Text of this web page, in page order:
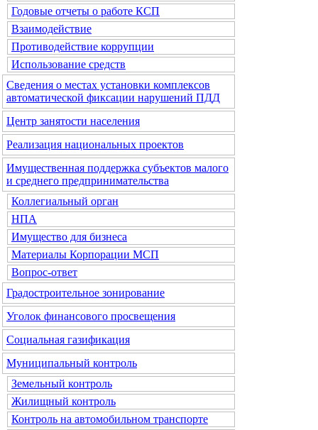
Годовые отчеты о работе КСП
Взаимодействие
Противодействие коррупции
Использование средств
Сведения о местах установки комплексов
автоматической фиксации нарушений ПДД
Центр занятости населения
Реализация национальных проектов
Имущественная поддержка субъектов малого
и среднего предпринимательства
Коллегиальный орган
НПА
Имущество для бизнеса
Материалы Корпорации МСП
Вопрос-ответ
Градостроительное зонирование
Уголок финансового просвещения
Социальная газификация
Муниципальный контроль
Земельный контроль
Жилищный контроль
Контроль на автомобильном транспорте